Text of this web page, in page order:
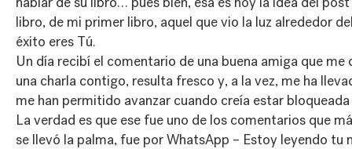
libro, de mi primer libro, aquel que vio la luz alrededor
éxito eres Tú.
Un día recibí el comentario de una buena amiga que
una charla contigo, resulta fresco y, a la vez, me ha
me han permitido avanzar cuando creía estar bloqueada
La verdad es que ese fue uno de los comentarios que
se llevó la palma, fue por WhatsApp – Estoy leyendo tu